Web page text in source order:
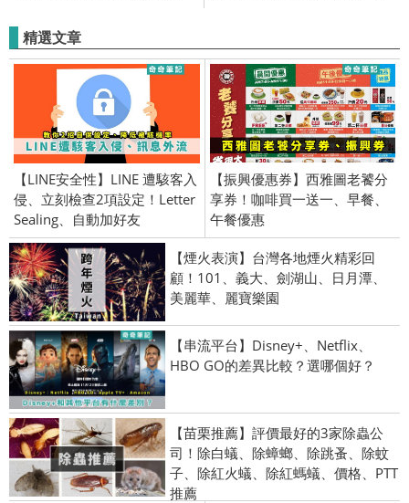
精選文章
【LINE安全性】LINE 遭駭客入
侵、立刻檢查2項設定！Letter
Sealing、自動加好友
【振興優惠券】西雅圖老饕分
享券！咖啡買一送一、早餐、
午餐優惠
【煙火表演】台灣各地煙火精彩回
顧！101、義大、劍湖山、日月潭、
美麗華、麗寶樂園
【串流平台】Disney+、Netflix、
HBO GO的差異比較？選哪個好？
【苗栗推薦】評價最好的3家除蟲公
司！除白蟻、除蟑螂、除跳蚤、除蚊
子、除紅火蟻、除紅螞蟻、價格、PTT
推薦